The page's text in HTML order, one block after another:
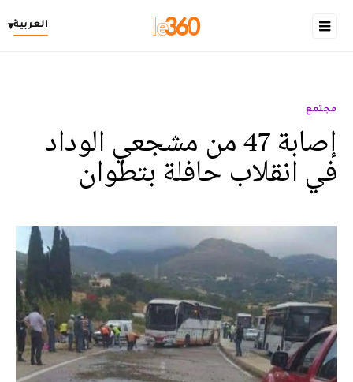
العربية▾
مجتمع
إصابة 47 من مشجعي الوداد
في انقلاب حافلة بتطوان